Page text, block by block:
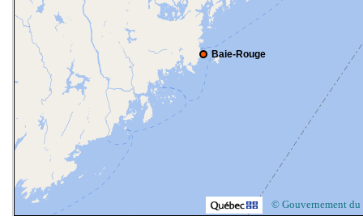
Baie-Rouge
© Gouvernement du